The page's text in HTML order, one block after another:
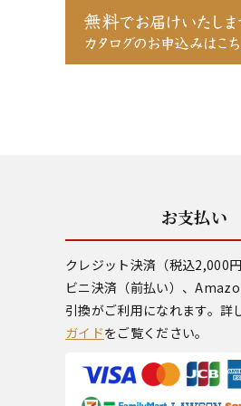
お支払い
クレジット決済（税込2,000
ビニ決済（前払い）、
引換がご利用になれます。詳
ガイドをご覧ください。